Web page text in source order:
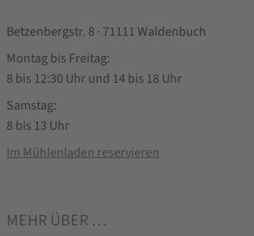
Betzenbergstr. 8 · 71111 Waldenbuch
Montag bis Freitag:
8 bis 12:30 Uhr und 14 bis 18 Uhr
Samstag:
8 bis 13 Uhr
Im Mühlenladen reservieren
MEHR ÜBER …